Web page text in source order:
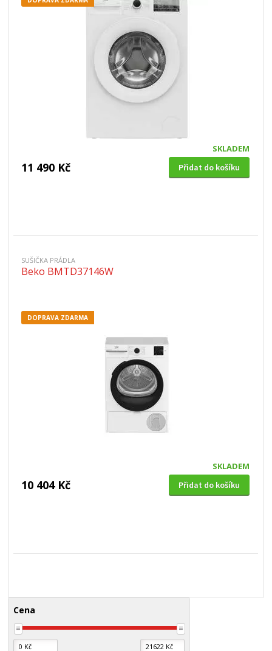
SKLADEM
11 490 Kč Přidat do košíku
SUŠIČKA PRÁDLA
Beko BMTD37146W
DOPRAVA ZDARMA
SKLADEM
10 404 Kč Přidat do košíku
Cena